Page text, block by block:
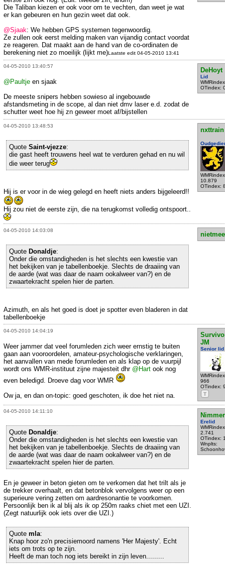
Die Taliban kiezen er ook voor om te vechten, dan weet je wat
er kan gebeuren en hun gezin weet dat ook.
@Sjaak: We hebben GPS systemen tegenwoordig.
Ze zullen ook eerst melding maken van vijandig contact voordat
ze reageren. Dat maakt aan de hand van de co-ordinaten de
berekening niet zo moeilijk (lijkt me)Laatste edit 04-05-2010 13:41
04-05-2010 13:40:57
DeHoyt
Lid
OTindex:
@Paultje en sjaak
De meeste snipers hebben sowieso al ingebouwde
afstandsmeting in de scope, al dan niet dmv laser e.d. zodat de
schutter weet hoe hij zn geweer moet af/bijstellen
04-05-2010 13:48:53
nxttrain
10.879
OTindex:
Quote Saint-vjezze:
die gast heeft trouwens heel wat te verduren gehad en nu wil
die weer terug
Hij is er voor in de wieg gelegd en heeft niets anders bijgeleerd!!
Hij zou niet de eerste zijn, die na terugkomst volledig ontspoort..
04-05-2010 14:03:08
Quote Donaldje:
Onder die omstandigheden is het slechts een kwestie van
het bekijken van je tabellenboekje. Slechts de draaiing van
de aarde (wat was daar de naam ookalweer van?) en de
zwaartekracht spelen hier de parten.
Azimuth, en als het goed is doet je spotter even bladeren in dat
tabellenboekje
04-05-2010 14:04:19
JM
Senior lid
966
OTindex:
T
Weer jammer dat veel forumleden zich weer ernstig te buiten
gaan aan vooroordelen, amateur-psychologische verklaringen,
het aanvallen van mede forumleden en als klap op de vuurpijl
wordt ons WMR-instituut zijne majesteit dhr @Hart ook nog
even beledigd. Droeve dag voor WMR
Ow ja, en dan on-topic: goed geschoten, ik doe het niet na.
04-05-2010 14:11:10
Erelid
2.741
OTindex:
Wnplts:
Quote Donaldje:
Onder die omstandigheden is het slechts een kwestie van
het bekijken van je tabellenboekje. Slechts de draaiing van
de aarde (wat was daar de naam ookalweer van?) en de
zwaartekracht spelen hier de parten.
En je geweer in beton gieten om te verkomen dat het trilt als je
de trekker overhaalt, en dat betonblok vervolgens weer op een
superieure vering zetten om aardresonantie te voorkomen.
Persoonlijk ben ik al blij als ik op 250m raaks chiet met een UZI.
(Zegt natuurlijk ook iets over die UZI.)
Quote mla:
Knap hoor zo'n precisiemoord namens 'Her Majesty'. Echt
iets om trots op te zijn.
Heeft de man toch nog iets bereikt in zijn leven.........